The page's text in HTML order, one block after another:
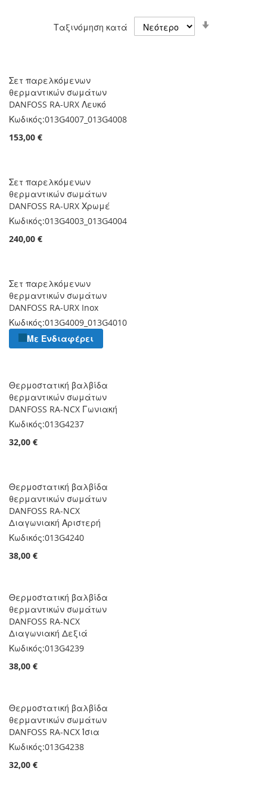
Ταξινόμηση κατά
Σετ παρελκόμενων
θερμαντικών σωμάτων
DANFOSS RA-URX Λευκό
Κωδικός:013G4007_013G4008
153,00 €
Σετ παρελκόμενων
θερμαντικών σωμάτων
DANFOSS RA-URX Χρωμέ
Κωδικός:013G4003_013G4004
240,00 €
Σετ παρελκόμενων
θερμαντικών σωμάτων
DANFOSS RA-URX Inox
Κωδικός:013G4009_013G4010
Με Ενδιαφέρει
Θερμοστατική βαλβίδα
θερμαντικών σωμάτων
DANFOSS RA-NCX Γωνιακή
Κωδικός:013G4237
32,00 €
Θερμοστατική βαλβίδα
θερμαντικών σωμάτων
DANFOSS RA-NCX
Διαγωνιακή Αριστερή
Κωδικός:013G4240
38,00 €
Θερμοστατική βαλβίδα
θερμαντικών σωμάτων
DANFOSS RA-NCX
Διαγωνιακή Δεξιά
Κωδικός:013G4239
38,00 €
Θερμοστατική βαλβίδα
θερμαντικών σωμάτων
DANFOSS RA-NCX Ίσια
Κωδικός:013G4238
32,00 €